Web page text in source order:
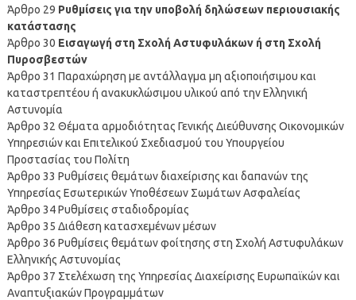
Άρθρο 29 Ρυθμίσεις για την υποβολή δηλώσεων περιουσιακής
κατάστασης
Άρθρο 30 Εισαγωγή στη Σχολή Αστυφυλάκων ή στη Σχολή
Πυροσβεστών
Άρθρο 31 Παραχώρηση με αντάλλαγμα μη αξιοποιήσιμου και
καταστρεπτέου ή ανακυκλώσιμου υλικού από την Ελληνική
Αστυνομία
Άρθρο 32 Θέματα αρμοδιότητας Γενικής Διεύθυνσης Οικονομικών
Υπηρεσιών και Επιτελικού Σχεδιασμού του Υπουργείου
Προστασίας του Πολίτη
Άρθρο 33 Ρυθμίσεις θεμάτων διαχείρισης και δαπανών της
Υπηρεσίας Εσωτερικών Υποθέσεων Σωμάτων Ασφαλείας
Άρθρο 34 Ρυθμίσεις σταδιοδρομίας
Άρθρο 35 Διάθεση κατασχεμένων μέσων
Άρθρο 36 Ρυθμίσεις θεμάτων φοίτησης στη Σχολή Αστυφυλάκων
Ελληνικής Αστυνομίας
Άρθρο 37 Στελέχωση της Υπηρεσίας Διαχείρισης Ευρωπαϊκών και
Αναπτυξιακών Προγραμμάτων